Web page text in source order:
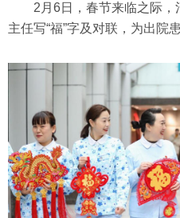
2月6日，春节来临之际
主任写“福”字及对联，为出院